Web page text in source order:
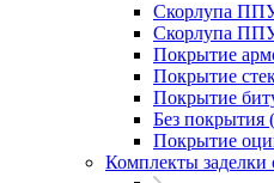
Скорлупа
Скорлупа
Покрытие
Покрытие
Покрытие
Без покрытия
Покрытие
Комплекты